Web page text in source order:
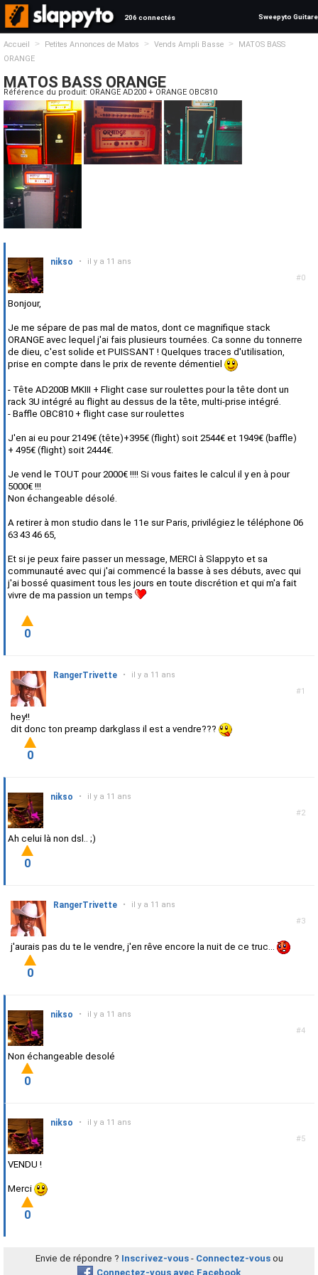
206 connectés Sweepyto Guitare
Accueil > Petites Annonces de Matos > Vends Ampli Basse >
MATOS BASS
ORANGE
MATOS BASS ORANGE
Référence du produit: ORANGE AD200 + ORANGE OBC810
#0
nikso • il y a 11 ans
Bonjour,
Je me sépare de pas mal de matos, dont ce magnifique stack
ORANGE avec lequel j'ai fais plusieurs tournées. Ca sonne du tonnerre
de dieu, c'est solide et PUISSANT ! Quelques traces d'utilisation,
prise en compte dans le prix de revente démentiel
- Tête AD200B MKIII + Flight case sur roulettes pour la tête dont un
rack 3U intégré au flight au dessus de la tête, multi-prise intégré.
- Baffle OBC810 + flight case sur roulettes
J'en ai eu pour 2149€ (tête)+395€ (flight) soit 2544€ et 1949€ (baffle)
+ 495€ (flight) soit 2444€.
Je vend le TOUT pour 2000€ !!!! Si vous faites le calcul il y en à pour
5000€ !!!
Non échangeable désolé.
A retirer à mon studio dans le 11e sur Paris, privilégiez le téléphone 06
63 43 46 65,
Et si je peux faire passer un message, MERCI à Slappyto et sa
communauté avec qui j'ai commencé la basse à ses débuts, avec qui
j'ai bossé quasiment tous les jours en toute discrétion et qui m'a fait
vivre de ma passion un temps
0
#1
RangerTrivette • il y a 11 ans
hey!!
dit donc ton preamp darkglass il est a vendre???
0
#2
nikso • il y a 11 ans
Ah celui là non dsl.. ;)
0
#3
RangerTrivette • il y a 11 ans
j'aurais pas du te le vendre, j'en rêve encore la nuit de ce truc...
0
#4
nikso • il y a 11 ans
Non échangeable desolé
0
#5
nikso • il y a 11 ans
VENDU !
Merci
0
Envie de répondre ? Inscrivez-vous- Connectez-vousou
Connectez-vous avec Facebook